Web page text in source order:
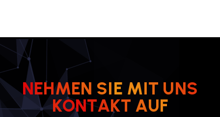
NEHMEN SIE MIT UNS
KONTAKT AUF